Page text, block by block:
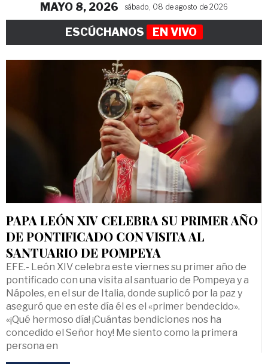
MAYO 8, 2026 sábado, 08 de agosto de 2026
ESCÚCHANOS EN VIVO
PAPA LEÓN XIV CELEBRA SU PRIMER AÑO
DE PONTIFICADO CON VISITA AL
SANTUARIO DE POMPEYA
EFE.- León XIV celebra este viernes su primer año de
pontificado con una visita al santuario de Pompeya y a
Nápoles, en el sur de Italia, donde suplicó por la paz y
aseguró que en este día él es el «primer bendecido».
«¡Qué hermoso día! ¡Cuántas bendiciones nos ha
concedido el Señor hoy! Me siento como la primera
persona en